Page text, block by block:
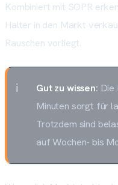
Kombiniert mit SOPR
Halter in den Markt
Rauschen vorliegt.
Gut zu wissen: Die
Minuten sorgt für
Trotzdem sind
auf Wochen- bis